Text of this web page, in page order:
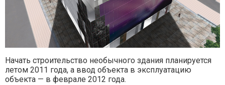
Начать строительство необычного здания планируется
летом 2011 года, а ввод объекта в эксплуатацию
объекта — в феврале 2012 года.